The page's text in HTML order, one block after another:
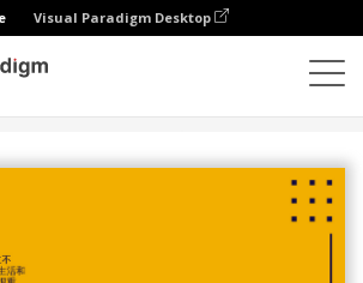
Visual Paradigm Desktop